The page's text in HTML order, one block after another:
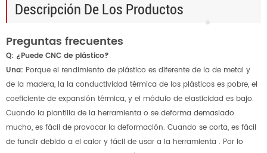
Descripción De Los Productos
Preguntas frecuentes
Q: ¿Puede CNC de plástico?
Una: Porque el rendimiento de plástico es diferente de la de metal y
de la madera, la la conductividad térmica de los plásticos es pobre, el
coeficiente de expansión térmica, y el módulo de elasticidad es bajo.
Cuando la plantilla de la herramienta o se deforma demasiado
mucho, es fácil de provocar la deformación. Cuando se corta, es fácil
de fundir debido a el calor y fácil de usar a la herramienta . Por lo